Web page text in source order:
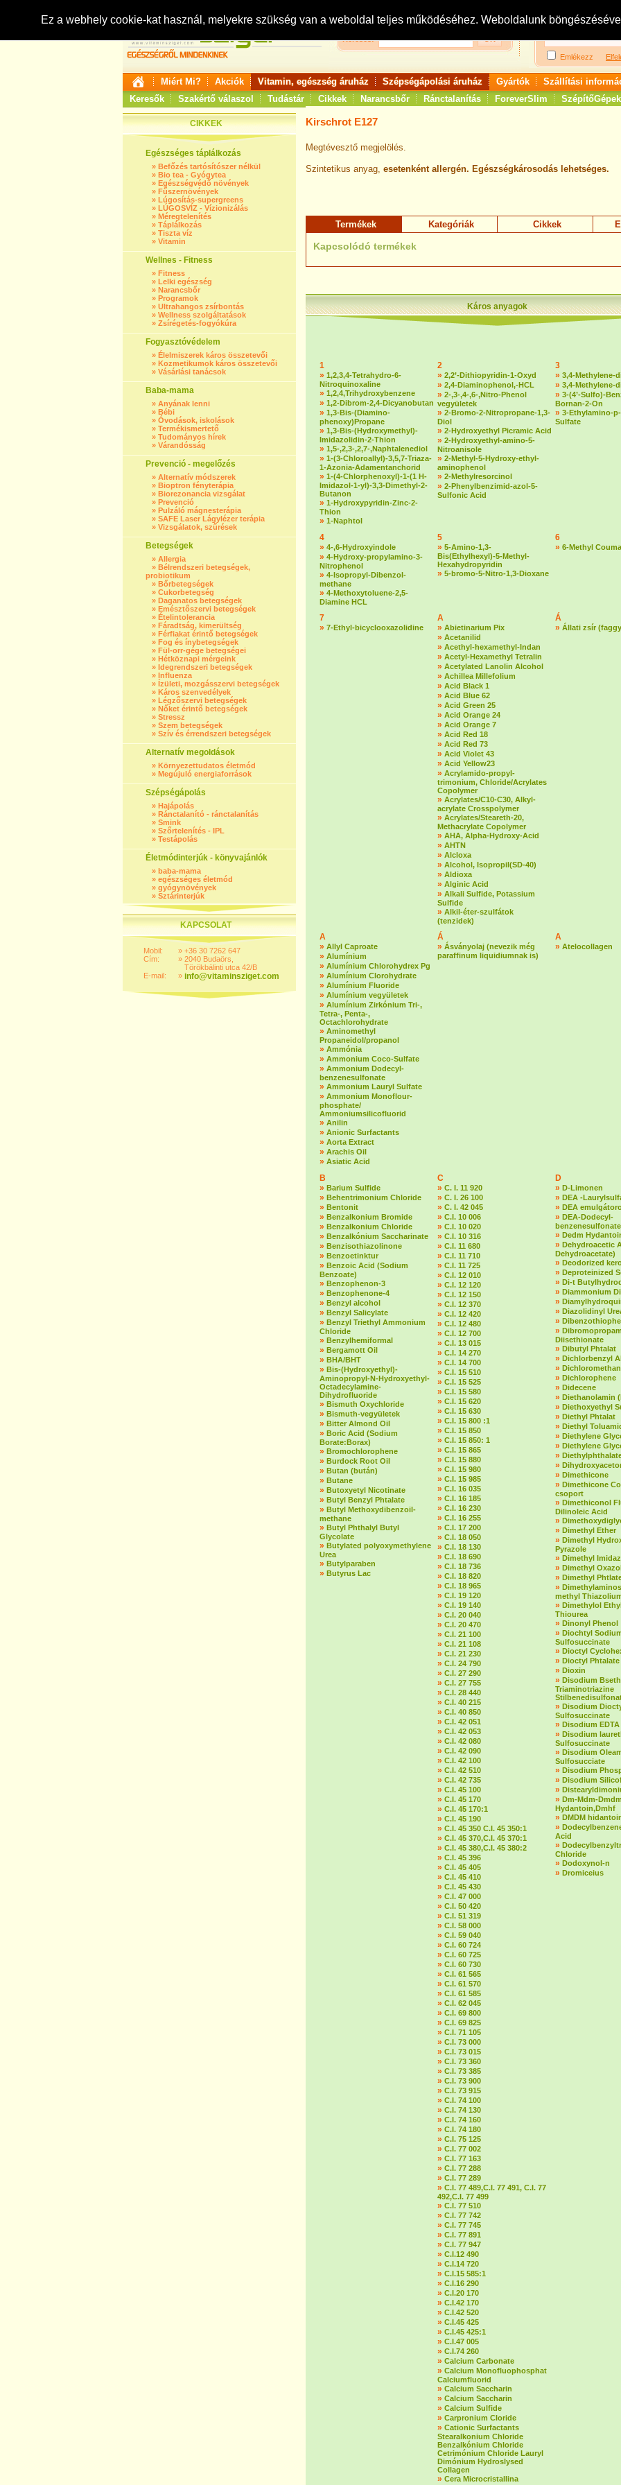
Ez a webhely cookie-kat használ, melyekre szükség van a weboldal teljes működéséhez. Weboldalunk
Keresés:
Bejelentkezés:
Emlékezz
Miért Mi? Akciók Vitamin, egészség áruház Szépségápolási áruház Gyártók
Szállítási
Keresők
Szakértő válaszol Tudástár Cikkek Narancsbőr Ránctalanítás ForeverSlim SzépítőGépek
CIKKEK
Egészséges táplálkozás
» Befőzés tartósítószer nélkül
» Bio tea - Gyógytea
» Egészségvédő növények
» Fűszernövények
» Lúgosítás-supergreens
» LÚGOSVÍZ - Vízionizálás
» Méregtelenítés
» Táplálkozás
» Tiszta víz
» Vitamin
Wellnes - Fitness
» Fitness
» Lelki egészség
» Narancsbőr
» Programok
» Ultrahangos zsírbontás
» Wellness szolgáltatások
» Zsírégetés-fogyókúra
Fogyasztóvédelem
» Élelmiszerek káros összetevői
» Kozmetikumok káros összetevői
» Vásárlási tanácsok
Baba-mama
» Anyának lenni
» Bébi
» Óvodások, iskolások
» Termékismertető
» Tudományos hírek
» Várandósság
Prevenció - megelőzés
» Alternatív módszerek
» Bioptron fényterápia
» Biorezonancia vizsgálat
» Prevenció
» Pulzáló mágnesterápia
» SAFE Laser Lágylézer terápia
» Vizsgálatok, szűrések
Betegségek
» Allergia
» Bélrendszeri betegségek,
probiotikum
» Bőrbetegségek
» Cukorbetegség
» Daganatos betegségek
» Emésztőszervi betegségek
» Ételintolerancia
» Fáradtság, kimerültség
» Férfiakat érintő betegségek
» Fog és ínybetegségek
» Fül-orr-gége betegségei
» Hétköznapi mérgeink
» Idegrendszeri betegségek
» Influenza
» Ízületi, mozgásszervi betegségek
» Káros szenvedélyek
» Légzőszervi betegségek
» Nőket érintő betegségek
» Stressz
» Szem betegségek
» Szív és érrendszeri betegségek
Alternatív megoldások
» Környezettudatos életmód
» Megújuló energiaforrások
Szépségápolás
» Hajápolás
» Ránctalanító - ránctalanítás
» Smink
» Szőrtelenítés - IPL
» Testápolás
Életmódinterjúk - könyvajánlók
» baba-mama
» egészséges életmód
» gyógynövények
» Sztárinterjúk
KAPCSOLAT
Mobil:
Cím:
E-mail:
»
»
»
+36 30 7262 647
2040 Budaörs,
Törökbálinti utca 42/B
info@vitaminsziget.com
Kirschrot E127
Megtévesztő megjelölés.
Szintetikus anyag, esetenként allergén. Egészségkárosodás lehetséges.
Termékek Kategóriák Cikkek
Kapcsolódó termékek
Káros anyagok
1
» 1,2,3,4-Tetrahydro-6-
Nitroquinoxaline
» 1,2,4,Trihydroxybenzene
» 1,2-Dibrom-2,4-Dicyanobutan
» 1,3-Bis-(Diamino-
phenoxy)Propane
» 1,3-Bis-(Hydroxymethyl)-
Imidazolidin-2-Thion
» 1,5-,2,3-,2,7-,Naphtalenediol
» 1-(3-Chloroallyl)-3,5,7-Triaza-
1-Azonia-Adamentanchorid
» 1-(4-Chlorphenoxyl)-1-(1 H-
Imidazol-1-yl)-3,3-Dimethyl-2-
Butanon
» 1-Hydroxypyridin-Zinc-2-
Thion
» 1-Naphtol
2
» 2,2’-Dithiopyridin-1-Oxyd
» 2,4-Diaminophenol,-HCL
» 2-,3-,4-,6-,Nitro-Phenol
vegyületek
» 2-Bromo-2-Nitropropane-1,3-
Diol
» 2-Hydroxyethyl Picramic Acid
» 2-Hydroxyethyl-amino-5-
Nitroanisole
» 2-Methyl-5-Hydroxy-ethyl-
aminophenol
» 2-Methylresorcinol
» 2-Phenylbenzimid-azol-5-
Sulfonic Acid
3
» 3,4-Methylene-
» 3,4-Methylene-
» 3-(4’-Sulfo)-
Bornan-2-On
» 3-Ethylamino-
Sulfate
4
» 4-,6-Hydroxyindole
» 4-Hydroxy-propylamino-3-
Nitrophenol
» 4-Isopropyl-Dibenzol-
methane
» 4-Methoxytoluene-2,5-
Diamine HCL
5
» 5-Amino-1,3-
Bis(Ethylhexyl)-5-Methyl-
Hexahydropyridin
» 5-bromo-5-Nitro-1,3-Dioxane
6
» 6-Methyl
7
» 7-Ethyl-bicyclooxazolidine
A
» Abietinarium Pix
» Acetanilid
» Acethyl-hexamethyl-Indan
» Acetyl-Hexamethyl Tetralin
» Acetylated Lanolin Alcohol
» Achillea Millefolium
» Acid Black 1
» Acid Blue 62
» Acid Green 25
» Acid Orange 24
» Acid Orange 7
» Acid Red 18
» Acid Red 73
» Acid Violet 43
» Acid Yellow23
» Acrylamido-propyl-
trimonium, Chloride/Acrylates
Copolymer
» Acrylates/C10-C30, Alkyl-
acrylate Crosspolymer
» Acrylates/Steareth-20,
Methacrylate Copolymer
» AHA, Alpha-Hydroxy-Acid
» AHTN
» Alcloxa
» Alcohol, Isopropil(SD-40)
» Aldioxa
» Alginic Acid
» Alkali Sulfide, Potassium
Sulfide
» Alkil-éter-szulfátok
(tenzidek)
Á
» Állati zsír
A
» Allyl Caproate
» Alumínium
» Alumínium Chlorohydrex Pg
» Alumínium Clorohydrate
» Alumínium Fluoride
» Alumínium vegyületek
» Alumínium Zirkónium Tri-,
Tetra-, Penta-,
Octachlorohydrate
» Aminomethyl
Propaneidol/propanol
» Ammónia
» Ammonium Coco-Sulfate
» Ammonium Dodecyl-
benzenesulfonate
» Ammonium Lauryl Sulfate
» Ammonium Monoflour-
phosphate/
Ammoniumsilicofluorid
» Anilin
» Anionic Surfactants
» Aorta Extract
» Arachis Oil
» Asiatic Acid
Á
» Ásványolaj (nevezik még
paraffinum liquidiumnak is)
A
» Atelocollagen
B
» Barium Sulfide
» Behentrimonium Chloride
» Bentonit
» Benzalkonium Bromide
» Benzalkonium Chloride
» Benzalkónium Saccharinate
» Benzisothiazolinone
» Benzoetinktur
» Benzoic Acid (Sodium
Benzoate)
» Benzophenon-3
» Benzophenone-4
» Benzyl alcohol
» Benzyl Salicylate
» Benzyl Triethyl Ammonium
Chloride
» Benzylhemiformal
» Bergamott Oil
» BHA/BHT
» Bis-(Hydroxyethyl)-
Aminopropyl-N-Hydroxyethyl-
Octadecylamine-
Dihydrofluoride
» Bismuth Oxychloride
» Bismuth-vegyületek
» Bitter Almond Oil
» Boric Acid (Sodium
Borate:Borax)
» Bromochlorophene
» Burdock Root Oil
» Butan (bután)
» Butane
» Butoxyetyl Nicotinate
» Butyl Benzyl Phtalate
» Butyl Methoxydibenzoil-
methane
» Butyl Phthalyl Butyl
Glycolate
» Butylated polyoxymethylene
Urea
» Butylparaben
» Butyrus Lac
C
» C. I. 11 920
» C. I. 26 100
» C. I. 42 045
» C.I. 10 006
» C.I. 10 020
» C.I. 10 316
» C.I. 11 680
» C.I. 11 710
» C.I. 11 725
» C.I. 12 010
» C.I. 12 120
» C.I. 12 150
» C.I. 12 370
» C.I. 12 420
» C.I. 12 480
» C.I. 12 700
» C.I. 13 015
» C.I. 14 270
» C.I. 14 700
» C.I. 15 510
» C.I. 15 525
» C.I. 15 580
» C.I. 15 620
» C.I. 15 630
» C.I. 15 800 :1
» C.I. 15 850
» C.I. 15 850: 1
» C.I. 15 865
» C.I. 15 880
» C.I. 15 980
» C.I. 15 985
» C.I. 16 035
» C.I. 16 185
» C.I. 16 230
» C.I. 16 255
» C.I. 17 200
» C.I. 18 050
» C.I. 18 130
» C.I. 18 690
» C.I. 18 736
» C.I. 18 820
» C.I. 18 965
» C.I. 19 120
» C.I. 19 140
» C.I. 20 040
» C.I. 20 470
» C.I. 21 100
» C.I. 21 108
» C.I. 21 230
» C.I. 24 790
» C.I. 27 290
» C.I. 27 755
» C.I. 28 440
» C.I. 40 215
» C.I. 40 850
» C.I. 42 051
» C.I. 42 053
» C.I. 42 080
» C.I. 42 090
» C.I. 42 100
» C.I. 42 510
» C.I. 42 735
» C.I. 45 100
» C.I. 45 170
» C.I. 45 170:1
» C.I. 45 190
» C.I. 45 350 C.I. 45 350:1
» C.I. 45 370,C.I. 45 370:1
» C.I. 45 380,C.I. 45 380:2
» C.I. 45 396
» C.I. 45 405
» C.I. 45 410
» C.I. 45 430
» C.I. 47 000
» C.I. 50 420
» C.I. 51 319
» C.I. 58 000
» C.I. 59 040
» C.I. 60 724
» C.I. 60 725
» C.I. 60 730
» C.I. 61 565
» C.I. 61 570
» C.I. 61 585
» C.I. 62 045
» C.I. 69 800
» C.I. 69 825
» C.I. 71 105
» C.I. 73 000
» C.I. 73 015
» C.I. 73 360
» C.I. 73 385
» C.I. 73 900
» C.I. 73 915
» C.I. 74 100
» C.I. 74 130
» C.I. 74 160
» C.I. 74 180
» C.I. 75 125
» C.I. 77 002
» C.I. 77 163
» C.I. 77 288
» C.I. 77 289
» C.I. 77 489,C.I. 77 491, C.I. 77
492,C.I. 77 499
» C.I. 77 510
» C.I. 77 742
» C.I. 77 745
» C.I. 77 891
» C.I. 77 947
» C.I.12 490
» C.I.14 720
» C.I.15 585:1
» C.I.16 290
» C.I.20 170
» C.I.42 170
» C.I.42 520
» C.I.45 425
» C.I.45 425:1
» C.I.47 005
» C.I.74 260
» Calcium Carbonate
» Calcium Monofluophosphat
Calciumfluorid
» Calcium Saccharin
» Calcium Saccharin
» Calcium Sulfide
» Carpronium Cloride
» Cationic Surfactants
Stearalkonium Chloride
Benzalkónium Chloride
Cetrimónium Chloride Lauryl
Dimónium Hydroslysed
Collagen
» Cera Microcristallina
D
» D-Limonen
» DEA -
» DEA
» DEA-Dodecyl-
benzenesulfonate
» Dedm
» Dehydroacetic
Dehydroacetate)
» Deodorized
» Deproteinized
» Di-t
» Diammonium
»
» Diazolidinyl
»
»
Diisethionate
» Dibutyl Phtalat
» Dichlorbenzyl
»
» Dichlorophene
» Didecene
» Diethanolamin
» Diethoxyethyl
» Diethyl Phtalat
» Diethyl
» Diethylene
» Diethylene
»
»
» Dimethicone
» Dimethicone
csoport
» Dimethiconol
Dilinoleic Acid
»
» Dimethyl Ether
» Dimethyl
Pyrazole
» Dimethyl
» Dimethyl
» Dimethyl
»
methyl
» Dimethylol
Thiourea
» Dinonyl Phenol
» Diochtyl
Sulfosuccinate
» Dioctyl
» Dioctyl Phtalate
» Dioxin
» Disodium
Triaminotriazine
» Disodium
Sulfosuccinate
» Disodium EDTA
» Disodium
Sulfosuccinate
» Disodium
Sulfosucciate
» Disodium
» Disodium
»
» Dm-Mdm-
Hydantoin,Dmhf
» DMDM
»
Acid
»
Chloride
» Dodoxynol-n
» Dromiceius